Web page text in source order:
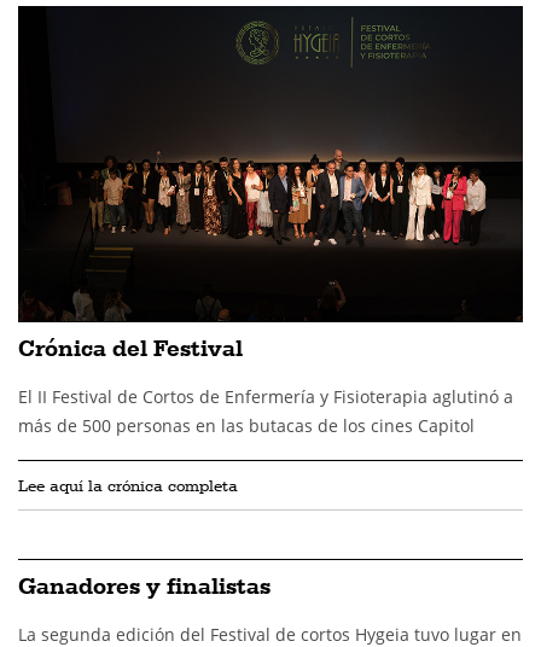
Crónica del Festival
El II Festival de Cortos de Enfermería y Fisioterapia aglutinó a
más de 500 personas en las butacas de los cines Capitol
Lee aquí la crónica completa
Ganadores y finalistas
La segunda edición del Festival de cortos Hygeia tuvo lugar en